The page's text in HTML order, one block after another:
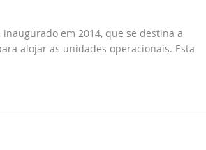
em 2014, que se destina a
alojar as unidades operacionais. Esta